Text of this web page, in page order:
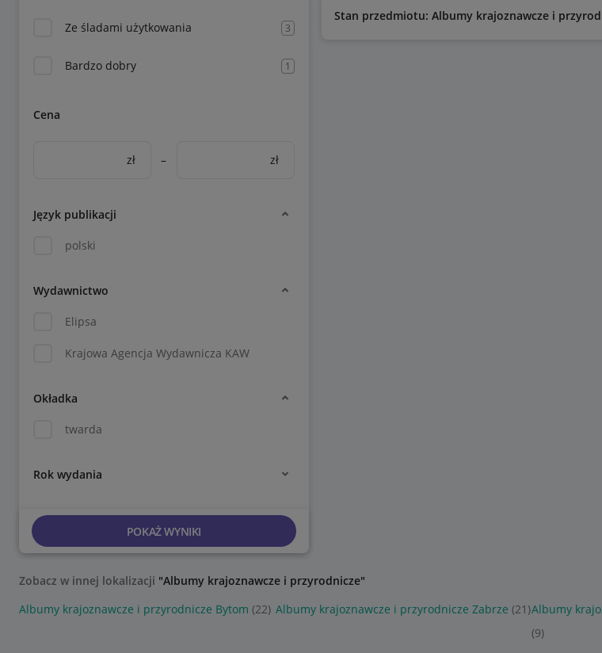
Ze śladami użytkowania 3
Bardzo dobry 1
Cena
zł – zł
Język publikacji
polski
Wydawnictwo
Elipsa
Krajowa Agencja Wydawnicza KAW
Okładka
twarda
Rok wydania
POKAŻ WYNIKI
Stan przedmiotu: Albumy krajoznawcze i
Zobacz w innej lokalizacji "Albumy krajoznawcze i przyrodnicze"
Albumy krajoznawcze i przyrodnicze Bytom (22) Albumy krajoznawcze i przyrodnicze Zabrze (21)Albumy
(9)